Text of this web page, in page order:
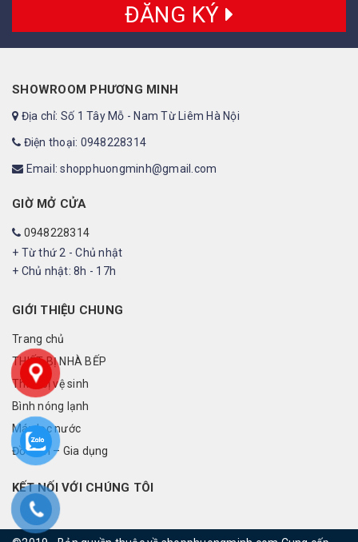
ĐĂNG KÝ
SHOWROOM PHƯƠNG MINH
Địa chỉ: Số 1 Tây Mỗ - Nam Từ Liêm Hà Nội
Điện thoại: 0948228314
Email: shopphuongminh@gmail.com
GIỜ MỞ CỬA
0948228314
+ Từ thứ 2 - Chủ nhật
+ Chủ nhật: 8h - 17h
GIỚI THIỆU CHUNG
Trang chủ
THIẾT BỊ NHÀ BẾP
Thiết bị vệ sinh
Bình nóng lạnh
Máy lọc nước
Đồ điện – Gia dụng
KẾT NỐI VỚI CHÚNG TÔI